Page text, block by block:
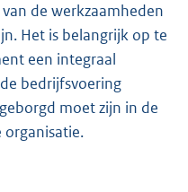
de werkzaamheden
Het is belangrijk op te
een integraal
bedrijfsvoering
moet zijn in de
organisatie.